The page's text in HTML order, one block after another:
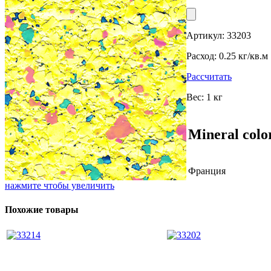
нажмите чтобы увеличить
Артикул: 33203
Расход: 0.25 кг/кв.м
Рассчитать
Вес: 1 кг
Mineral
Франция
Похожие товары